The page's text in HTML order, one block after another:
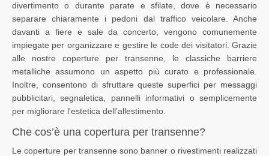
divertimento o durante parate e sfilate, dove è necessario
separare chiaramente i pedoni dal traffico veicolare. Anche
davanti a fiere e sale da concerto, vengono comunemente
impiegate per organizzare e gestire le code dei visitatori. Grazie
alle nostre coperture per transenne, le classiche barriere
metalliche assumono un aspetto più curato e professionale.
Inoltre, consentono di sfruttare queste superfici per messaggi
pubblicitari, segnaletica, pannelli informativi o semplicemente
per migliorare l'estetica dell’allestimento.
Che cos’è una copertura per transenne?
Le coperture per transenne sono banner o rivestimenti realizzati